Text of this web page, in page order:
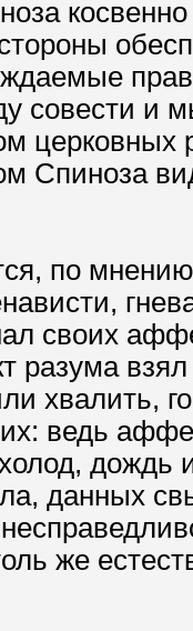
совести и
Спиноза
по
своих
разума
хвалить,
ведь
данных
же